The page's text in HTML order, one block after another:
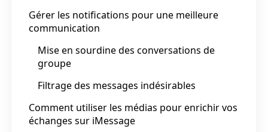
Gérer les notifications pour une meilleure
communication
Mise en sourdine des conversations de
groupe
Filtrage des messages indésirables
Comment utiliser les médias pour enrichir vos
échanges sur iMessage